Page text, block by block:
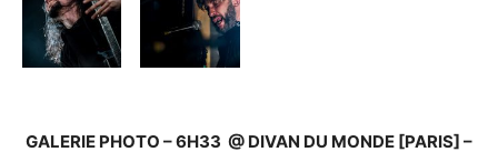
GALERIE PHOTO – 6H33 @ DIVAN DU MONDE [PARIS] –